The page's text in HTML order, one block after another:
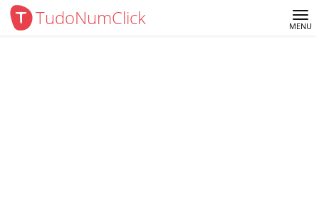
TudoNumClick MENU